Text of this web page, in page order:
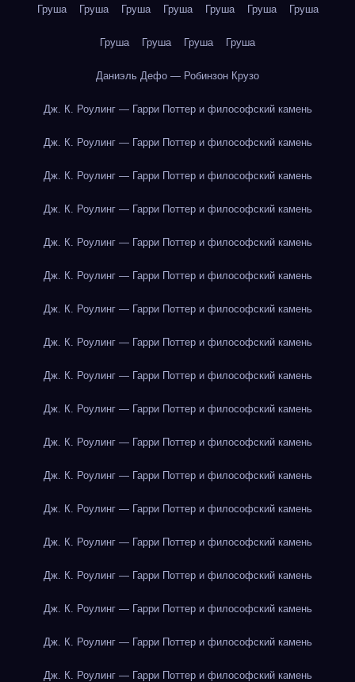
Груша Груша Груша Груша Груша Груша Груша
Груша Груша Груша Груша
Даниэль Дефо — Робинзон Крузо
Дж. К. Роулинг — Гарри Поттер и философский камень
Дж. К. Роулинг — Гарри Поттер и философский камень
Дж. К. Роулинг — Гарри Поттер и философский камень
Дж. К. Роулинг — Гарри Поттер и философский камень
Дж. К. Роулинг — Гарри Поттер и философский камень
Дж. К. Роулинг — Гарри Поттер и философский камень
Дж. К. Роулинг — Гарри Поттер и философский камень
Дж. К. Роулинг — Гарри Поттер и философский камень
Дж. К. Роулинг — Гарри Поттер и философский камень
Дж. К. Роулинг — Гарри Поттер и философский камень
Дж. К. Роулинг — Гарри Поттер и философский камень
Дж. К. Роулинг — Гарри Поттер и философский камень
Дж. К. Роулинг — Гарри Поттер и философский камень
Дж. К. Роулинг — Гарри Поттер и философский камень
Дж. К. Роулинг — Гарри Поттер и философский камень
Дж. К. Роулинг — Гарри Поттер и философский камень
Дж. К. Роулинг — Гарри Поттер и философский камень
Дж. К. Роулинг — Гарри Поттер и философский камень